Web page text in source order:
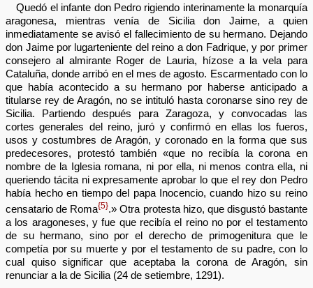
Quedó el infante don Pedro rigiendo interinamente la monarquía
aragonesa, mientras venía de Sicilia don Jaime, a quien
inmediatamente se avisó el fallecimiento de su hermano. Dejando
don Jaime por lugarteniente del reino a don Fadrique, y por primer
consejero al almirante Roger de Lauria, hízose a la vela para
Cataluña, donde arribó en el mes de agosto. Escarmentado con lo
que había acontecido a su hermano por haberse anticipado a
titularse rey de Aragón, no se intituló hasta coronarse sino rey de
Sicilia. Partiendo después para Zaragoza, y convocadas las
cortes generales del reino, juró y confirmó en ellas los fueros,
usos y costumbres de Aragón, y coronado en la forma que sus
predecesores, protestó también «que no recibía la corona en
nombre de la Iglesia romana, ni por ella, ni menos contra ella, ni
queriendo tácita ni expresamente aprobar lo que el rey don Pedro
había hecho en tiempo del papa Inocencio, cuando hizo su reino
censatario de Roma{5}.» Otra protesta hizo, que disgustó bastante
a los aragoneses, y fue que recibía el reino no por el testamento
de su hermano, sino por el derecho de primogenitura que le
competía por su muerte y por el testamento de su padre, con lo
cual quiso significar que aceptaba la corona de Aragón, sin
renunciar a la de Sicilia (24 de setiembre, 1291).